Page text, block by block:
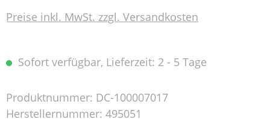
Preise inkl. MwSt. zzgl. Versandkosten
Sofort verfügbar, Lieferzeit: 2 - 5 Tage
Produktnummer: DC-100007017
Herstellernummer: 495051